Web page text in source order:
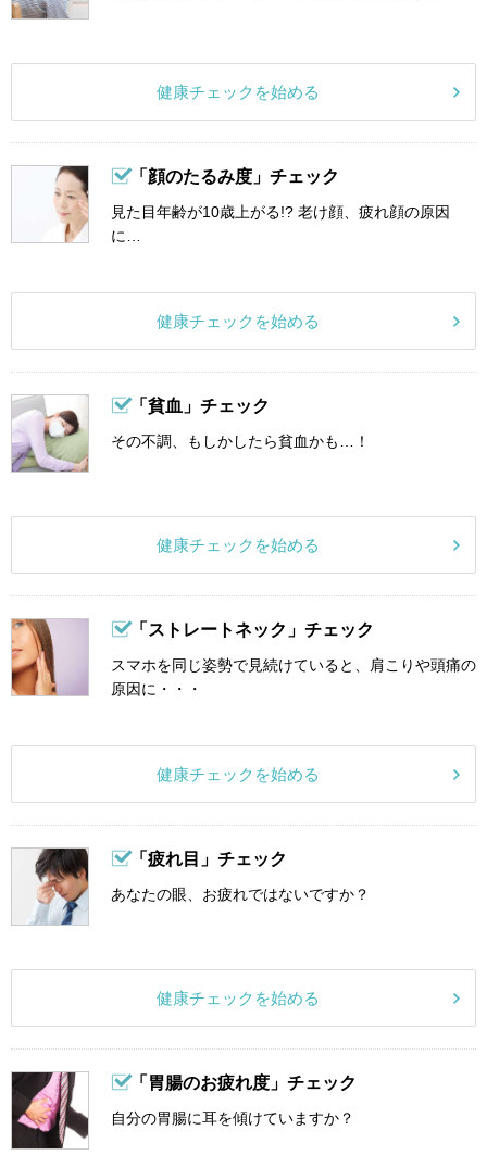
健康チェックを始める
「顔のたるみ度」チェック
見た目年齢が10歳上がる!? 老け顔、疲れ顔の原因
に…
健康チェックを始める
「貧血」チェック
その不調、もしかしたら貧血かも…！
健康チェックを始める
「ストレートネック」チェック
スマホを同じ姿勢で見続けていると、肩こりや頭痛の
原因に・・・
健康チェックを始める
「疲れ目」チェック
あなたの眼、お疲れではないですか？
健康チェックを始める
「胃腸のお疲れ度」チェック
自分の胃腸に耳を傾けていますか？